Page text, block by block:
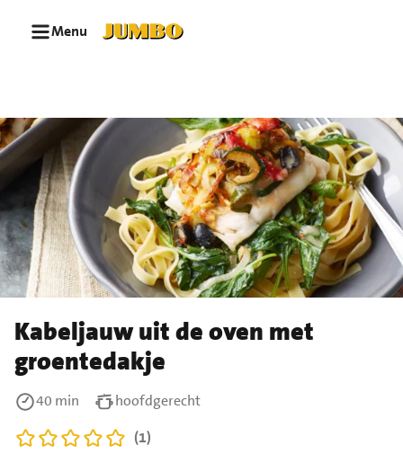
Menu
Kabeljauw uit de oven met
groentedakje
40 min
hoofdgerecht
(1)